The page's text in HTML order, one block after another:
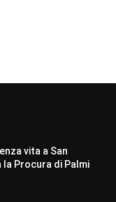
vita a San
la Procura di Palmi